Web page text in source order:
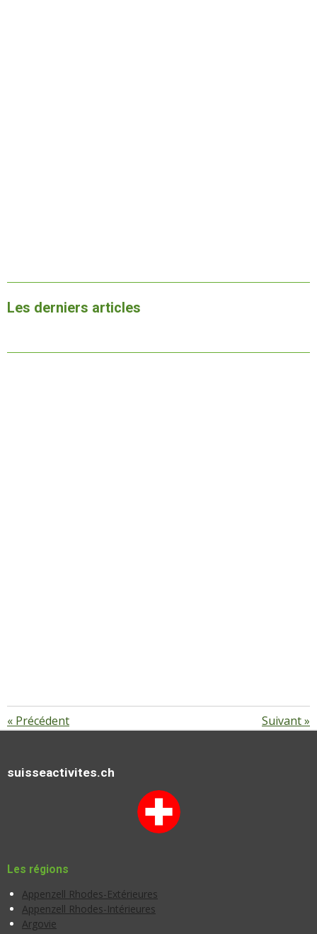
Les derniers articles
« Précédent Suivant»
suisseactivites.ch
Les régions
Appenzell Rhodes-Extérieures
Appenzell Rhodes-Intérieures
Argovie